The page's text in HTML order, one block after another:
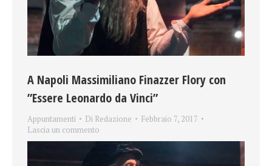
A Napoli Massimiliano Finazzer Flory con
”Essere Leonardo da Vinci”
Appuntamenti Di Redazione
Febbraio 7, 2017
Lascia un commento